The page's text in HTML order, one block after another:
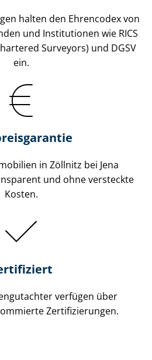
halten den Ehrencodex von
und Institutionen wie RICS
Surveyors) und DGSV
ein.
in Zöllnitz bei Jena
und ohne versteckte
Kosten.
verfügen über
Zer­ti­fi­zie­run­gen.